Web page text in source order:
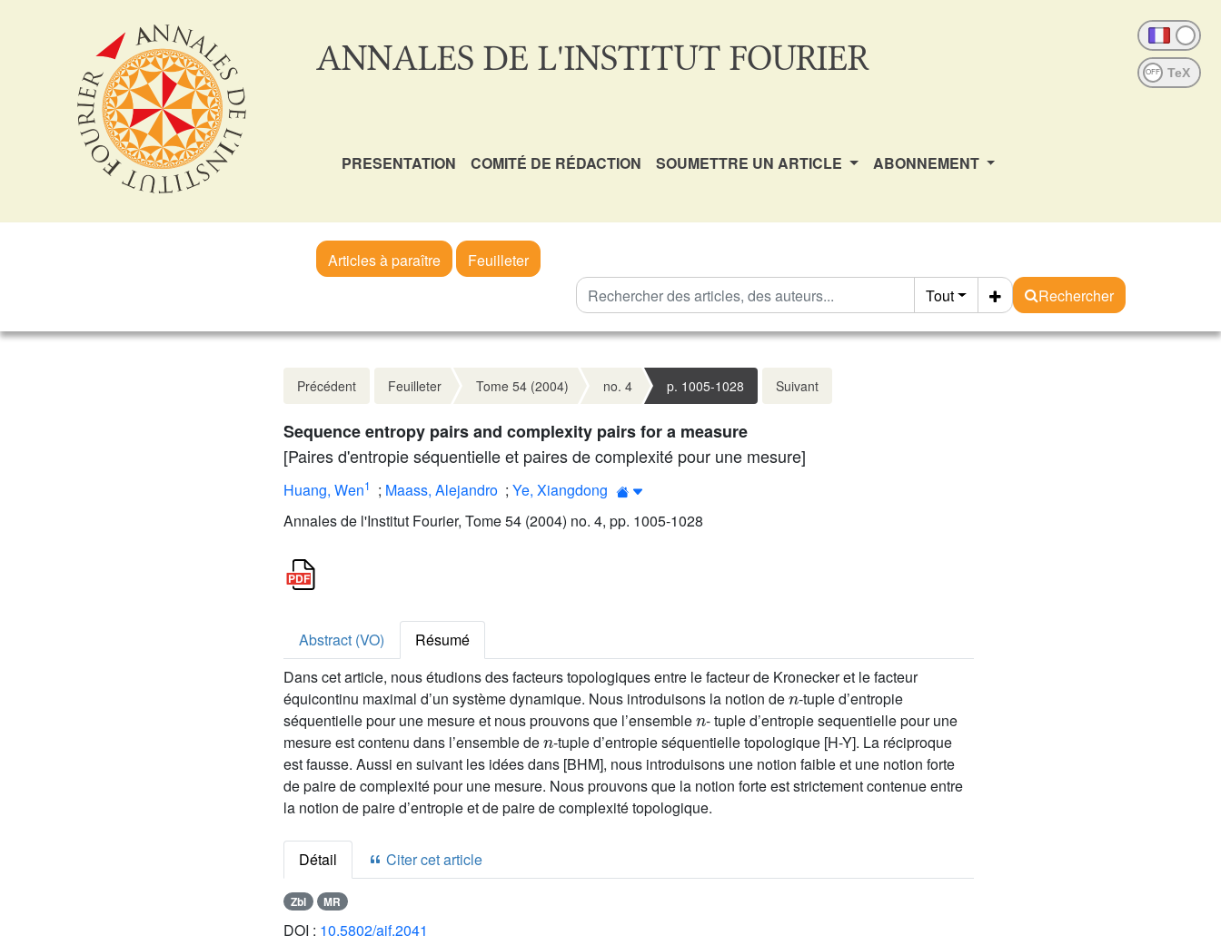
ANNALES DE L'INSTITUT FOURIER OFF
PRESENTATION COMITÉ DE RÉDACTION SOUMETTRE UN ARTICLE ABONNEMENT
Articles à paraître
Feuilleter
Tout
Rechercher
Précédent Feuilleter Tome 54 (2004) no. 4 p. 1005-1028 Suivant
Sequence entropy pairs and complexity pairs for a measure
[Paires d'entropie séquentielle et paires de complexité pour une mesure]
Huang, Wen1 ; Maass, Alejandro ; Ye, Xiangdong
Annales de l'Institut Fourier, Tome 54 (2004) no. 4, pp. 1005-1028
Abstract (VO)
Résumé
Dans cet article, nous étudions des facteurs topologiques entre le facteur de Kronecker et le facteur
équicontinu maximal d’un système dynamique. Nous introduisons la notion de
n
-tuple d’entropie
séquentielle pour une mesure et nous prouvons que l’ensemble
n
- tuple d’entropie sequentielle pour une
mesure est contenu dans l’ensemble de
n
-tuple d’entropie séquentielle topologique [H-Y]. La réciproque
est fausse. Aussi en suivant les idées dans [BHM], nous introduisons une notion faible et une notion forte
de paire de complexité pour une mesure. Nous prouvons que la notion forte est strictement contenue entre
la notion de paire d’entropie et de paire de complexité topologique.
Détail Citer cet article
Zbl MR
DOI : 10.5802/aif.2041